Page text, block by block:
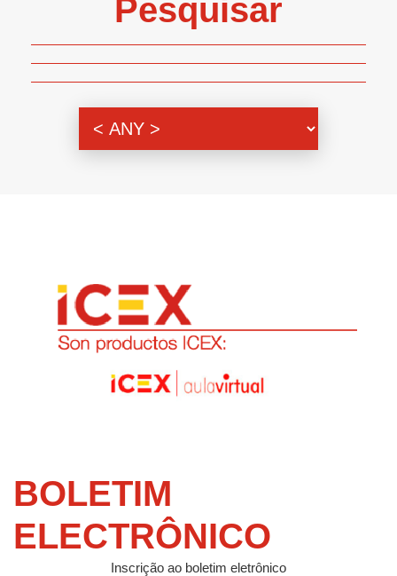
Pesquisar
BOLETIM
ELECTRÔNICO
Inscrição ao boletim eletrônico